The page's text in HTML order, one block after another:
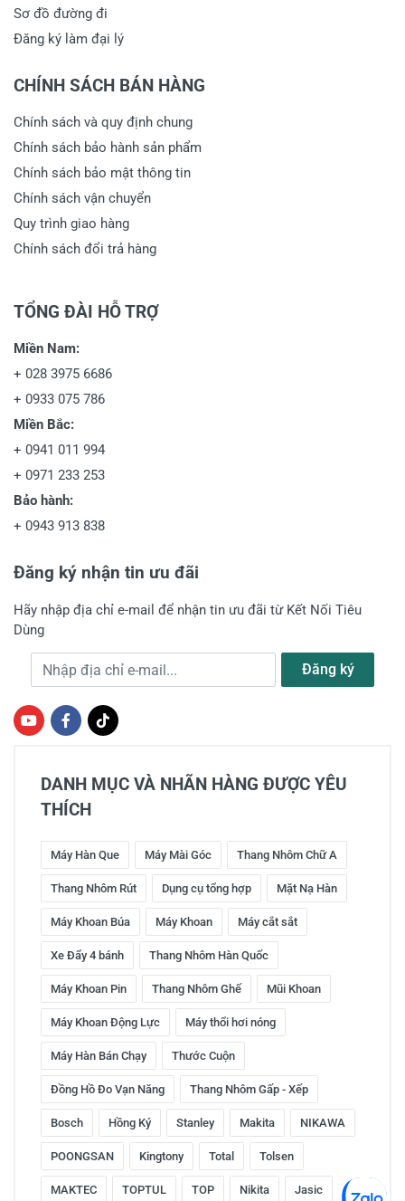
Sơ đồ đường đi
Đăng ký làm đại lý
CHÍNH SÁCH BÁN HÀNG
Chính sách và quy định chung
Chính sách bảo hành sản phẩm
Chính sách bảo mật thông tin
Chính sách vận chuyển
Quy trình giao hàng
Chính sách đổi trả hàng
TỔNG ĐÀI HỖ TRỢ
Miền Nam:
+ 028 3975 6686
+ 0933 075 786
Miền Bắc:
+ 0941 011 994
+ 0971 233 253
Bảo hành:
+ 0943 913 838
Đăng ký nhận tin ưu đãi
Hãy nhập địa chỉ e-mail để nhận tin ưu đãi từ Kết Nối Tiêu
Dùng
Địa chỉ e-mail Đăng ký
DANH MỤC VÀ NHÃN HÀNG ĐƯỢC YÊU
THÍCH
Máy Hàn Que Máy Mài Góc Thang Nhôm Chữ A
Thang Nhôm Rút Dụng cụ tổng hợp Mặt Nạ Hàn
Máy Khoan Búa Máy Khoan Máy cắt sắt
Xe Đẩy 4 bánh Thang Nhôm Hàn Quốc
Máy Khoan Pin Thang Nhôm Ghế Mũi Khoan
Máy Khoan Động Lực Máy thổi hơi nóng
Máy Hàn Bán Chạy Thước Cuộn
Đồng Hồ Đo Vạn Năng Thang Nhôm Gấp - Xếp
Bosch Hồng Ký Stanley Makita NIKAWA
POONGSAN Kingtony Total Tolsen
MAKTEC TOPTUL TOP Nikita Jasic